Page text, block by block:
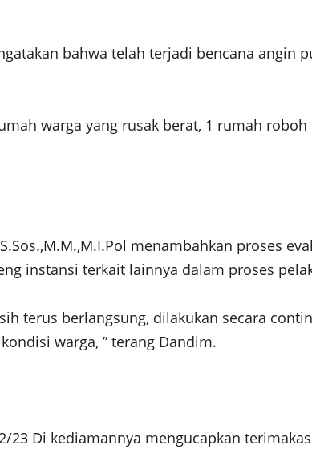
bahwa telah terjadi bencana angin
warga yang rusak berat, 1 rumah
menambahkan proses
instansi terkait lainnya dalam proses
terus berlangsung, dilakukan secara
warga, ” terang Dandim.
Di kediamannya mengucapkan